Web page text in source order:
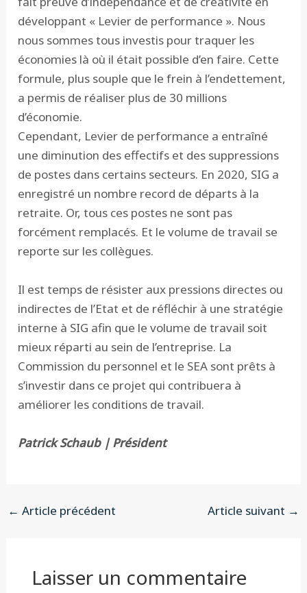
développant « Levier de performance ». Nous
nous sommes tous investis pour traquer les
économies là où il était possible d’en faire. Cette
formule, plus souple que le frein à l’endettement,
a permis de réaliser plus de 30 millions
d’économie.
Cependant, Levier de performance a entraîné
une diminution des effectifs et des suppressions
de postes dans certains secteurs. En 2020, SIG a
enregistré un nombre record de départs à la
retraite. Or, tous ces postes ne sont pas
forcément remplacés. Et le volume de travail se
reporte sur les collègues.
Il est temps de résister aux pressions directes ou
indirectes de l’Etat et de réfléchir à une stratégie
interne à SIG afin que le volume de travail soit
mieux réparti au sein de l’entreprise. La
Commission du personnel et le SEA sont prêts à
s’investir dans ce projet qui contribuera à
améliorer les conditions de travail.
Patrick Schaub | Président
← Article précédent Article suivant →
Laisser un commentaire